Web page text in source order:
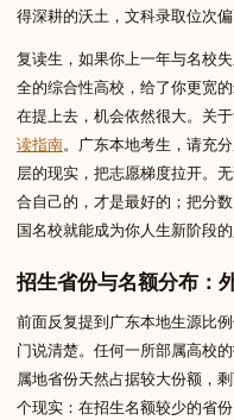
得深耕的沃土，文科录取位次偏
复读生，如果你上一年与名校
全的综合性高校，给了你更宽
在提上去，机会依然很大。关
读指南。广东本地考生，请充
层的现实，把志愿梯度拉开。
合自己的，才是最好的；把分
国名校就能成为你人生新阶段的
招生省份与名额分布：
前面反复提到广东本地生源比
门说清楚。任何一所部属高校
属地省份天然占据较大份额，
个现实：在招生名额较少的省